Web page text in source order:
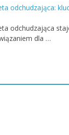
odchudzająca:
odchudzająca
dla …